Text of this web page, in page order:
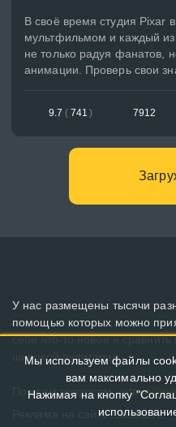
В своё время студия Pixar
мультфильмом и каждый из
не только радуя фанатов,
анимации. Проверь свои
9.7 ( 741 ) 7912
У нас размещены тысячи
помощью которых можно
себе что-то новое и
широкой аудитории.
По всем вопросам:
Реклама на сайте: Заказать!
Мы используем файлы
вам максимально
Нажимая на кнопку